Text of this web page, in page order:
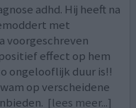
adhd. Hij heeft na
met
voorgeschreven
effect op hem
ongelooflijk duur is!!
op verscheidene
[lees meer...]